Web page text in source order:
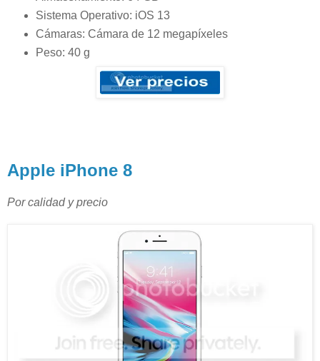
Sistema Operativo: iOS 13
Cámaras: Cámara de 12 megapíxeles
Peso: 40 g
Apple iPhone 8
Por calidad y precio